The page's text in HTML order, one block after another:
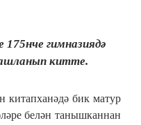
гимназиядә
китте.
бик матур
белән танышканнан